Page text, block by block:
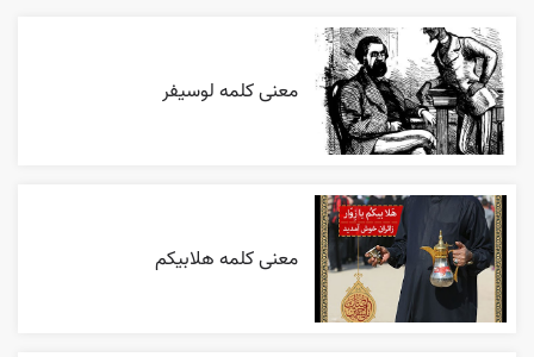
معنی کلمه لوسیفر
معنی کلمه هلابیکم